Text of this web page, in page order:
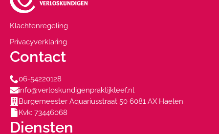
Klachtenregeling
Privacyverklaring
Contact
06-54220128
info@verloskundigenpraktijkleef.nl
Burgemeester Aquariusstraat 50 6081 AX Haelen
Kvk: 73446068
Diensten